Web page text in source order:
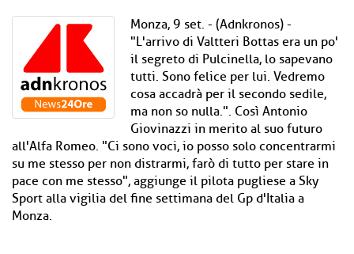
Monza, 9 set. - (Adnkronos) -
"L'arrivo di Valtteri Bottas era un po'
il segreto di Pulcinella, lo sapevano
tutti. Sono felice per lui. Vedremo
cosa accadrà per il secondo sedile,
ma non so nulla.". Così Antonio
Giovinazzi in merito al suo futuro
all'Alfa Romeo. "Ci sono voci, io posso solo concentrarmi
su me stesso per non distrarmi, farò di tutto per stare in
pace con me stesso", aggiunge il pilota pugliese a Sky
Sport alla vigilia del fine settimana del Gp d'Italia a
Monza.